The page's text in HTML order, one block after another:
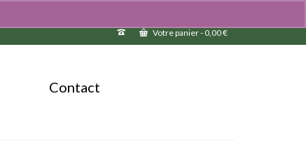
Votre panier- 0,00€
Contact